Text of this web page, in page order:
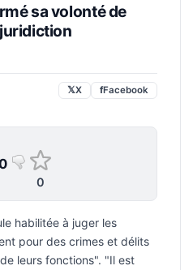
sa volonté de
𝕏X fFacebook
0
habilitée à juger les
pour des crimes et délits
leurs fonctions". "Il est